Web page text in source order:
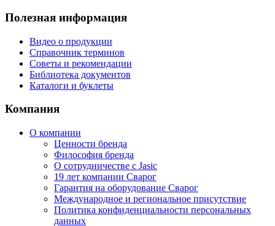
Полезная информация
Видео о продукции
Справочник терминов
Советы и рекомендации
Библиотека документов
Каталоги и буклеты
Компания
О компании
Ценности бренда
Философия бренда
О сотрудничестве с Jasic
19 лет компании Сварог
Гарантия на оборудование Сварог
Международное и региональное присутствие
Политика конфиденциальности персональных
данных